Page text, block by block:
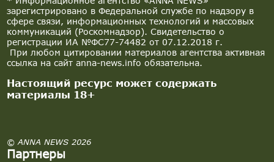
зарегистрировано в Федеральной службе по надзору в
сфере связи, информационных технологий и массовых
коммуникаций (Роскомнадзор). Свидетельство о
регистрации ИА №ФС77-74482 от 07.12.2018 г.
При любом цитировании материалов агентства активная
ссылка на сайт anna-news.info обязательна.
Настоящий ресурс может содержать
материалы 18+
© ANNA NEWS 2026
Партнеры